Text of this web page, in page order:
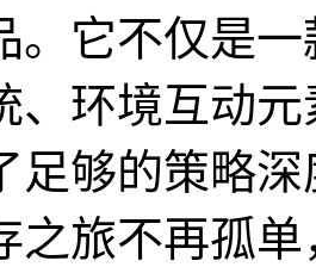
。它不仅是
、环境互动
足够的策略
之旅不再孤